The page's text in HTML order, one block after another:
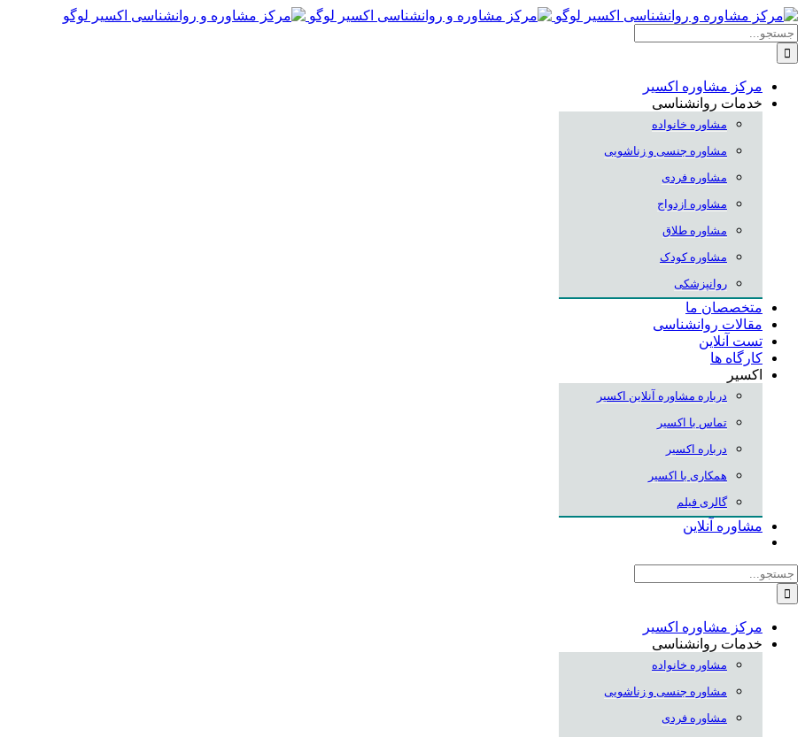
Skip
to
content
جستجو
برای:
مرکز مشاوره اکسیر
خدمات روانشناسی
مشاوره خانواده
مشاوره جنسی و زناشویی
مشاوره فردی
مشاوره ازدواج
مشاوره طلاق
مشاوره کودک
روانپزشکی
متخصصان ما
مقالات روانشناسی
تست آنلاین
کارگاه ها
اکسیر
درباره مشاوره آنلاین اکسیر
تماس با اکسیر
درباره اکسیر
همکاری با اکسیر
گالری فیلم
مشاوره آنلاین
جستجو
برای:
مرکز مشاوره اکسیر
خدمات روانشناسی
مشاوره خانواده
مشاوره جنسی و زناشویی
مشاوره فردی